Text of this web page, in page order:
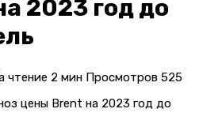
2023 год до
чтение 2 мин Просмотров 525